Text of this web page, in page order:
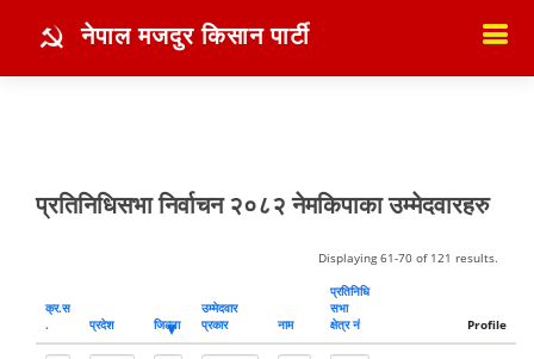
नेपाल मजदुर किसान पार्टी
प्रतिनिधिसभा निर्वाचन २०८२ नेमकिपाका उम्मेदवारहरु
Displaying 61-70 of 121 results.
क्र‍.स‌
.
प्रदेश जिल्ला
उम्मेदवार
प्रकार
नाम
प्रतिनिधि
सभा
क्षेत्र नं
Profile